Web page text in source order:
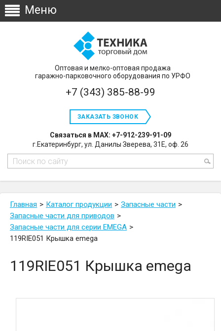
Оптовая и мелко-оптовая продажа
гаражно-парковочного оборудования по УРФО
+7 (343) 385-88-99
ЗАКАЗАТЬ ЗВОНОК
Связаться в MAX: +7-912-239-91-09
г.Екатеринбург, ул. Данилы Зверева, 31Е, оф. 26
Главная Каталог продукции
Запасные части
Запасные части для приводов
Запасные части для серии EMEGA
119RIE051 Крышка emega
119RIE051 Крышка emega